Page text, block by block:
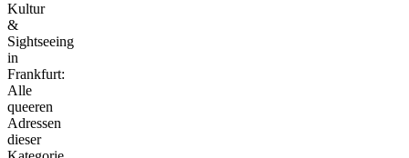
Kultur
&
Sightseeing
in
Frankfurt:
Alle
queeren
Adressen
dieser